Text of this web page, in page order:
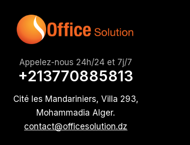
Appelez-nous 24h/24 et 7j/7
+213770885813
Cité les Mandariniers, Villa 293,
Mohammadia Alger.
contact@officesolution.dz